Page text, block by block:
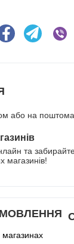
або на
та
магазинів!